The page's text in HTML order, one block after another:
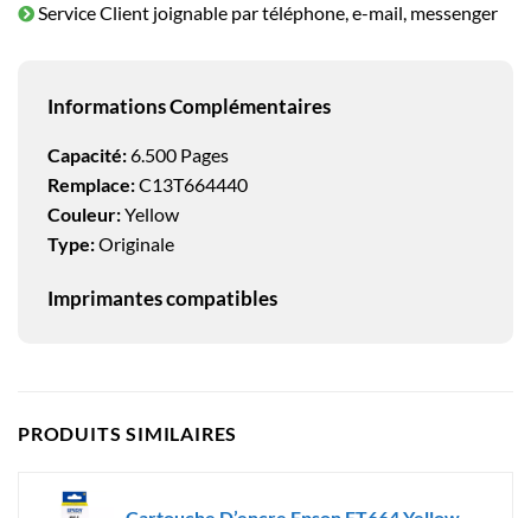
Service Client joignable par téléphone, e-mail, messenger
Informations Complémentaires
Capacité:6.500 Pages
Remplace:C13T664440
Couleur:Yellow
Type:Originale
Imprimantes compatibles
PRODUITS SIMILAIRES